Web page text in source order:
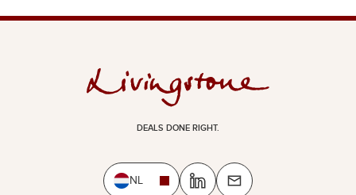
DEALS DONE RIGHT.
NL